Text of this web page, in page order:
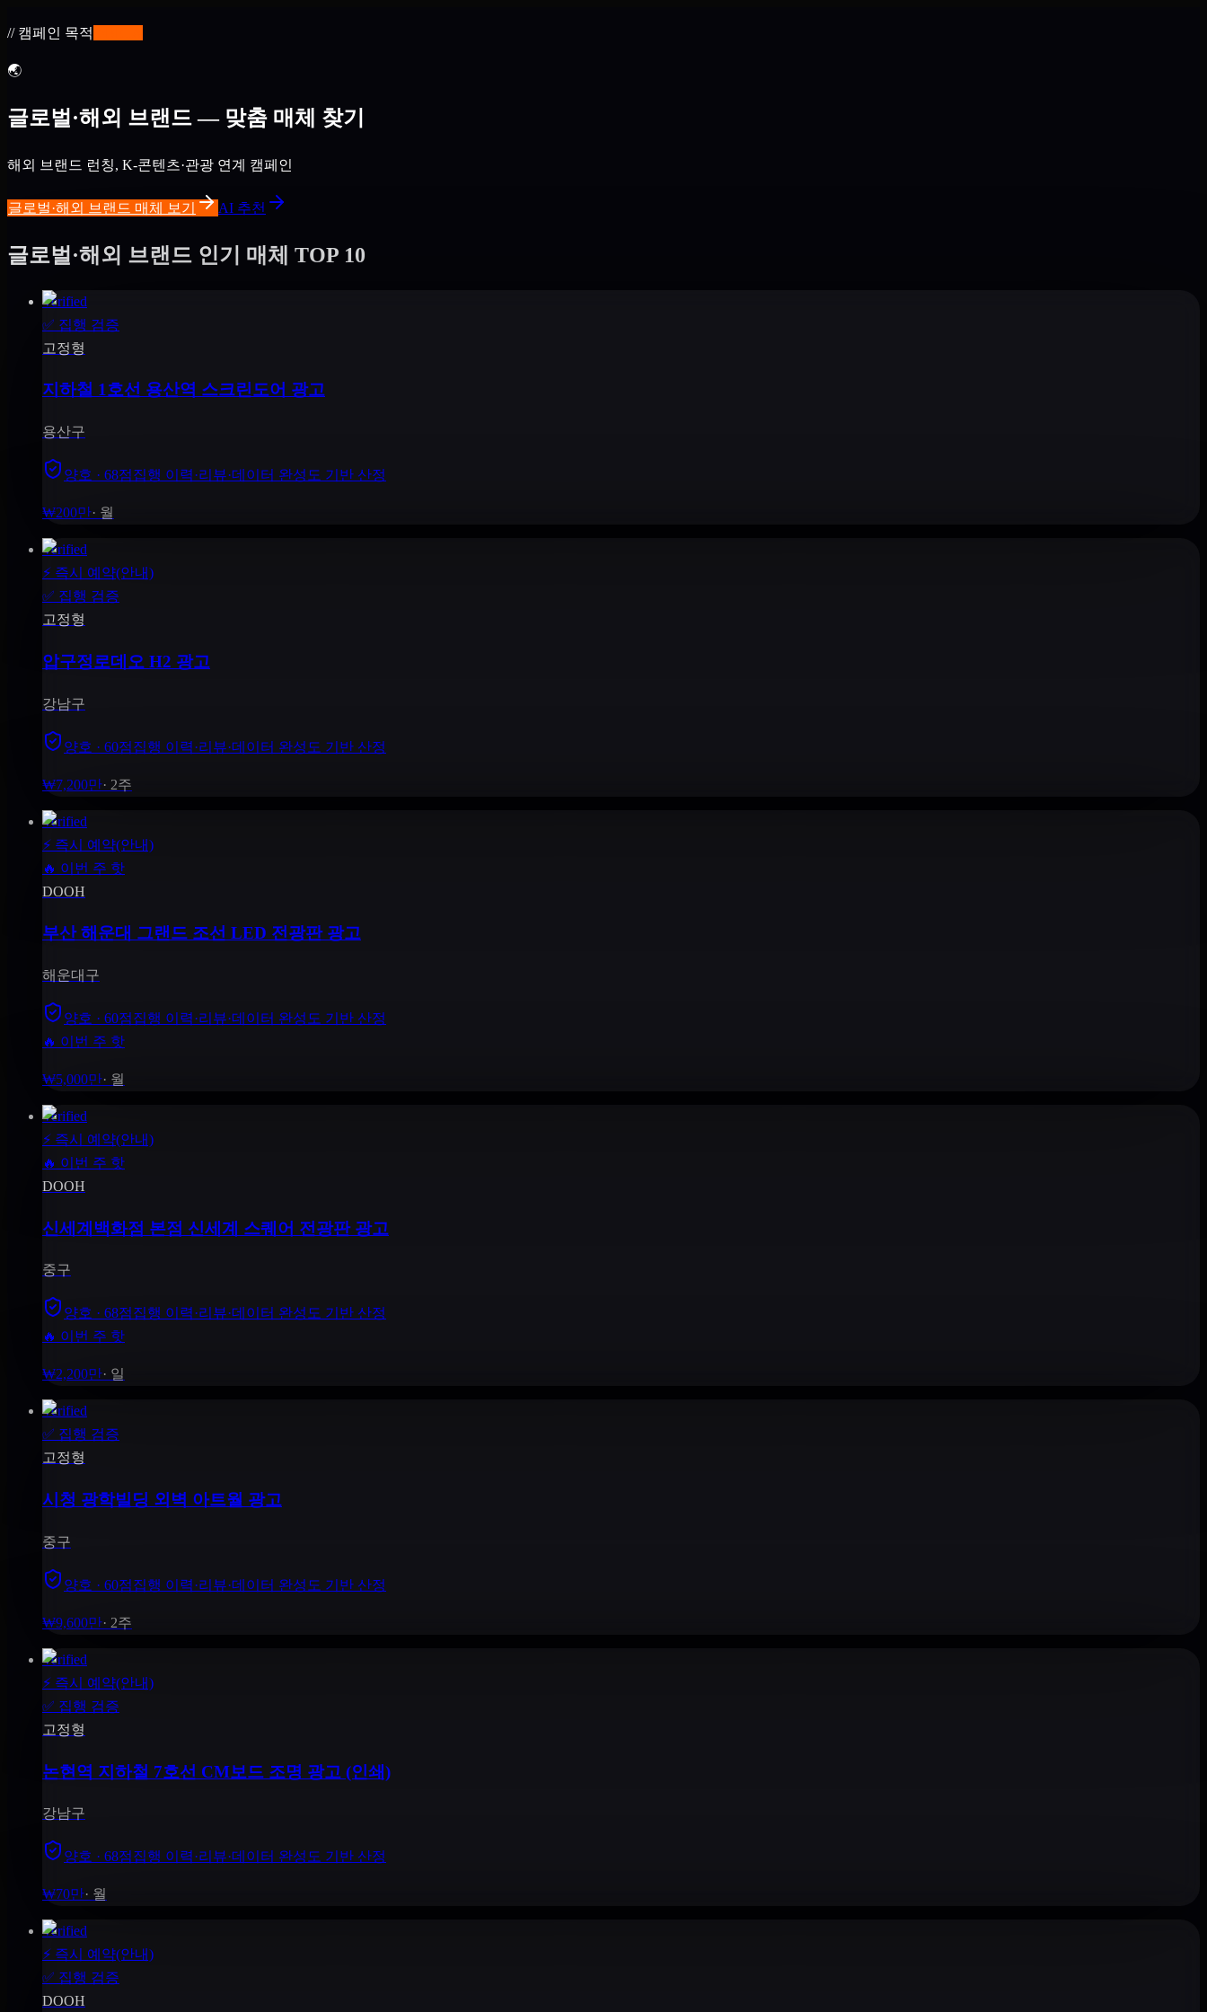
// 캠페인 목적
🌏
글로벌·해외 브랜드 — 맞춤 매체 찾기
해외 브랜드 런칭, K-콘텐츠·관광 연계 캠페인
글로벌·해외 브랜드 매체 보기 AI 추천
글로벌·해외 브랜드 인기 매체 TOP 10
Verified
✅ 집행 검증
고정형
지하철 1호선 용산역 스크린도어 광고
용산구
양호 · 68점집행 이력·리뷰·데이터 완성도 기반 산정
₩200만· 월
Verified
⚡ 즉시 예약(안내)
✅ 집행 검증
고정형
압구정로데오 H2 광고
강남구
양호 · 60점집행 이력·리뷰·데이터 완성도 기반 산정
₩7,200만· 2주
Verified
⚡ 즉시 예약(안내)
🔥 이번 주 핫
DOOH
부산 해운대 그랜드 조선 LED 전광판 광고
해운대구
양호 · 60점집행 이력·리뷰·데이터 완성도 기반 산정
🔥 이번 주 핫
₩5,000만· 월
Verified
⚡ 즉시 예약(안내)
🔥 이번 주 핫
DOOH
신세계백화점 본점 신세계 스퀘어 전광판 광고
중구
양호 · 68점집행 이력·리뷰·데이터 완성도 기반 산정
🔥 이번 주 핫
₩2,200만· 일
Verified
✅ 집행 검증
고정형
시청 광학빌딩 외벽 아트월 광고
중구
양호 · 60점집행 이력·리뷰·데이터 완성도 기반 산정
₩9,600만· 2주
Verified
⚡ 즉시 예약(안내)
✅ 집행 검증
고정형
논현역 지하철 7호선 CM보드 조명 광고 (인쇄)
강남구
양호 · 68점집행 이력·리뷰·데이터 완성도 기반 산정
₩70만· 월
Verified
⚡ 즉시 예약(안내)
✅ 집행 검증
DOOH